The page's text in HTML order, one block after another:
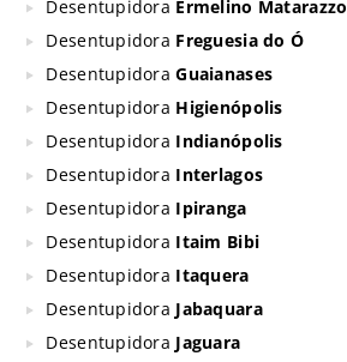
Desentupidora Ermelino Matarazzo
Desentupidora Freguesia do Ó
DesentupidoraGuaianases
Desentupidora Higienópolis
Desentupidora Indianópolis
Desentupidora Interlagos
Desentupidora Ipiranga
Desentupidora Itaim Bibi
Desentupidora Itaquera
Desentupidora Jabaquara
Desentupidora Jaguara